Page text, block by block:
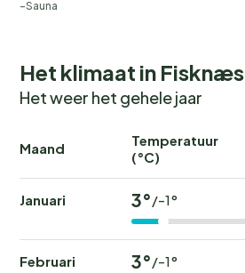
Sauna
Het klimaat in Fisknæs
Het weer het gehele jaar
Maand
Temperatuur
(°C)
Januari 3°/-1°
Februari 3°/-1°